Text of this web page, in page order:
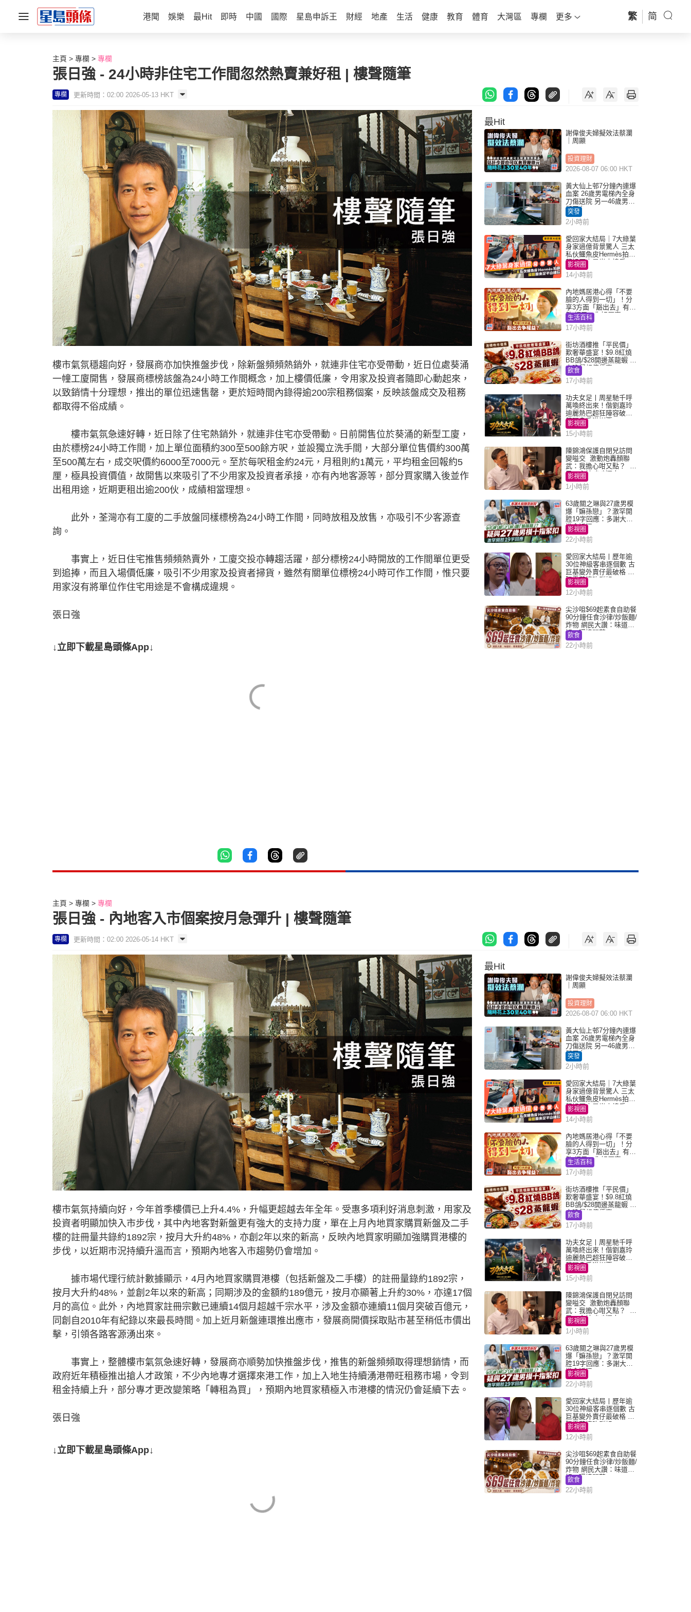
港聞 娛樂 最Hit 即時 中國 國際 星島申訴王 財經 地產 生活 健康 教育 體育 大灣區 專欄 更多 繁 简
主頁 專欄 專欄
張日強 - 24小時非住宅工作間忽然熱賣兼好租 | 樓聲隨筆
專欄 更新時間：02:00 2026-05-13 HKT
樓市氣氛穩趨向好，發展商亦加快推盤步伐，除新盤頻頻熱銷外，就連非住宅亦受帶動，近日位處葵涌
一幢工廈開售，發展商標榜該盤為24小時工作間概念，加上樓價低廉，令用家及投資者隨即心動起來，
以致銷情十分理想，推出的單位迅速售罄，更於短時間內錄得逾200宗租務個案，反映該盤成交及租務
都取得不俗成績。
樓市氣氛急速好轉，近日除了住宅熱銷外，就連非住宅亦受帶動。日前開售位於葵涌的新型工廈，
由於標榜24小時工作間，加上單位面積約300至500餘方呎，並設獨立洗手間，大部分單位售價約300萬
至500萬左右，成交呎價約6000至7000元。至於每呎租金約24元，月租則約1萬元，平均租金回報約5
厘，極具投資價值，故開售以來吸引了不少用家及投資者承接，亦有內地客源等，部分買家購入後並作
出租用途，近期更租出逾200伙，成績相當理想。
此外，荃灣亦有工廈的二手放盤同樣標榜為24小時工作間，同時放租及放售，亦吸引不少客源查
詢。
事實上，近日住宅推售頻頻熱賣外，工廈交投亦轉趨活躍，部分標榜24小時開放的工作間單位更受
到追捧，而且入場價低廉，吸引不少用家及投資者掃貨，雖然有關單位標榜24小時可作工作間，惟只要
用家沒有將單位作住宅用途是不會構成違規。
張日強
↓立即下載星島頭條App↓
最Hit
謝偉俊夫婦擬效法蔡瀾
｜周顯
投資理財
2026-08-07 06:00 HKT
黃大仙上邨7分鐘內連爆
血案 26歲男電梯內全身
刀傷送院 另一46歲男倒
斃平台
突發
2小時前
愛回家大結局｜7大綠葉
身家過億背景驚人 三太
私伙鱷魚皮Hermès拍劇
蘇姐原來是半山樓后
影視圈
14小時前
內地媽居港心得「不要
臉的人得到一切」！分
享3方面「豁出去」有著
數 網民：你好厲害
生活百科
17小時前
街坊酒樓推「平民價」
歎奢華盛宴！$9.8紅燒
BB鴿/$28開邊蒸龍蝦 3
大晚餐超值優惠
飲食
17小時前
功夫女足丨周星馳千呼
萬喚終出來！偕劉嘉玲
迪麗熱巴超狂陣容破天
荒現身香港謝票
影視圈
15小時前
陳錦鴻保護自閉兒訪問
變嗌交 激動炮轟顏聯
武：我擔心咁又點？ 網
民：主持咄咄逼人
影視圈
1小時前
63歲關之琳與27歲男模
爆「嫲孫戀」？激罕開
腔19字回應：多謝大家
掛念近況
影視圈
22小時前
愛回家大結局丨歷年逾
30位神級客串逐個數 古
巨基變外賣仔最破格 歐
陽震華情陷群姐
影視圈
12小時前
尖沙咀$69起素食自助餐
90分鐘任食沙律/炒飯麵/
炸物 網民大讚：味道
好，環境闊落
飲食
22小時前
主頁 專欄 專欄
張日強 - 內地客入市個案按月急彈升 | 樓聲隨筆
專欄 更新時間：02:00 2026-05-14 HKT
樓市氣氛持續向好，今年首季樓價已上升4.4%，升幅更超越去年全年。受惠多項利好消息刺激，用家及
投資者明顯加快入市步伐，其中內地客對新盤更有強大的支持力度，單在上月內地買家購買新盤及二手
樓的註冊量共錄約1892宗，按月大升約48%，亦創2年以來的新高，反映內地買家明顯加強購買港樓的
步伐，以近期市況持續升溫而言，預期內地客入市趨勢仍會增加。
據市場代理行統計數據顯示，4月內地買家購買港樓（包括新盤及二手樓）的註冊量錄約1892宗，
按月大升約48%，並創2年以來的新高；同期涉及的金額約189億元，按月亦顯著上升約30%，亦達17個
月的高位。此外，內地買家註冊宗數已連續14個月超越千宗水平，涉及金額亦連續11個月突破百億元，
同創自2010年有紀錄以來最長時間。加上近月新盤連環推出應市，發展商開價採取貼市甚至稍低市價出
擊，引領各路客源湧出來。
事實上，整體樓市氣氛急速好轉，發展商亦順勢加快推盤步伐，推售的新盤頻頻取得理想銷情，而
政府近年積極推出搶人才政策，不少內地專才選擇來港工作，加上入地生持續湧港帶旺租務市場，令到
租金持續上升，部分專才更改變策略「轉租為買」，預期內地買家積極入市港樓的情況仍會延續下去。
張日強
↓立即下載星島頭條App↓
最Hit
謝偉俊夫婦擬效法蔡瀾
｜周顯
投資理財
2026-08-07 06:00 HKT
黃大仙上邨7分鐘內連爆
血案 26歲男電梯內全身
刀傷送院 另一46歲男倒
斃平台
突發
2小時前
愛回家大結局｜7大綠葉
身家過億背景驚人 三太
私伙鱷魚皮Hermès拍劇
蘇姐原來是半山樓后
影視圈
14小時前
內地媽居港心得「不要
臉的人得到一切」！分
享3方面「豁出去」有著
數 網民：你好厲害
生活百科
17小時前
街坊酒樓推「平民價」
歎奢華盛宴！$9.8紅燒
BB鴿/$28開邊蒸龍蝦 3
大晚餐超值優惠
飲食
17小時前
功夫女足丨周星馳千呼
萬喚終出來！偕劉嘉玲
迪麗熱巴超狂陣容破天
荒現身香港謝票
影視圈
15小時前
陳錦鴻保護自閉兒訪問
變嗌交 激動炮轟顏聯
武：我擔心咁又點？ 網
民：主持咄咄逼人
影視圈
1小時前
63歲關之琳與27歲男模
爆「嫲孫戀」？激罕開
腔19字回應：多謝大家
掛念近況
影視圈
22小時前
愛回家大結局丨歷年逾
30位神級客串逐個數 古
巨基變外賣仔最破格 歐
陽震華情陷群姐
影視圈
12小時前
尖沙咀$69起素食自助餐
90分鐘任食沙律/炒飯麵/
炸物 網民大讚：味道
好，環境闊落
飲食
22小時前